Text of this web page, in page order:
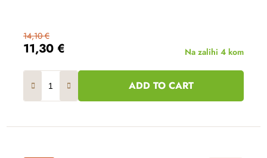
11,30 €
14,10 €
Na zalihi 4 kom
ADD TO CART